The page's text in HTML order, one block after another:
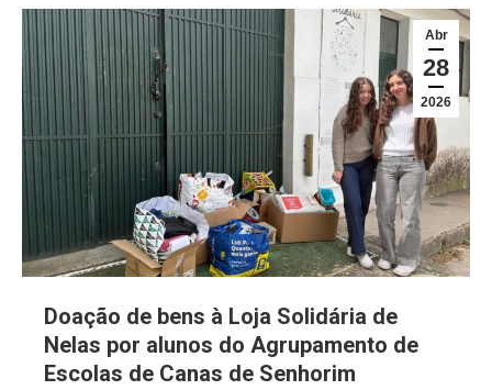
Abr
28
2026
Doação de bens à Loja Solidária de
Nelas por alunos do Agrupamento de
Escolas de Canas de Senhorim